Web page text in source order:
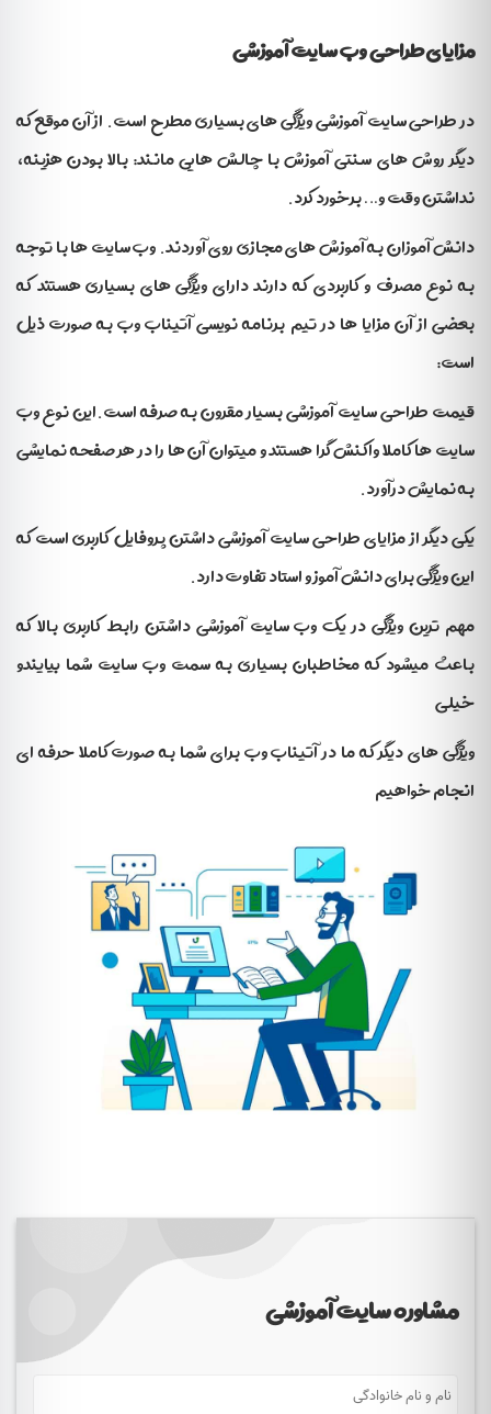
مزایای طراحی وب سایت آموزشی
در طراحی سایت آموزشی ویژگی های بسیاری مطرح است. از آن موقع که
دیگر روش های سنتی آموزش با چالش هایی مانند: بالا بودن هزینه،
نداشتن وقت و… برخورد کرد.
دانش آموزان به آموزش های مجازی روی آوردند. وب سایت ها با توجه
به نوع مصرف و کاربردی که دارند دارای ویژگی های بسیاری هستند که
بعضی از آن مزایا ها در تیم برنامه نویسی آتیناب وب به صورت ذیل
است:
قیمت طراحی سایت آموزشی بسیار مقرون به صرفه است.این نوع وب
سایت ها کاملا واکنش گرا هستند و میتوان آن ها را در هر صفحه نمایشی
به نمایش درآورد.
یکی دیگر از مزایای طراحی سایت آموزشی داشتن پروفایل کاربری است که
این ویژگی برای دانش آموز و استاد تفاوت دارد.
مهم ترین ویژگی در یک وب سایت آموزشی داشتن رابط کاربری بالا که
باعث میشود که مخاطبان بسیاری به سمت وب سایت شما بیایندو
خیلی
ویژگی های دیگر که ما در آتیناب وب برای شما به صورت کاملا حرفه ای
انجام خواهیم
مشاوره سایت آموزشی